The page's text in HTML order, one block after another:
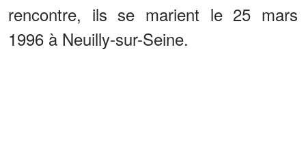
rencontre, ils se marient le 25 mars
1996 à Neuilly-sur-Seine.